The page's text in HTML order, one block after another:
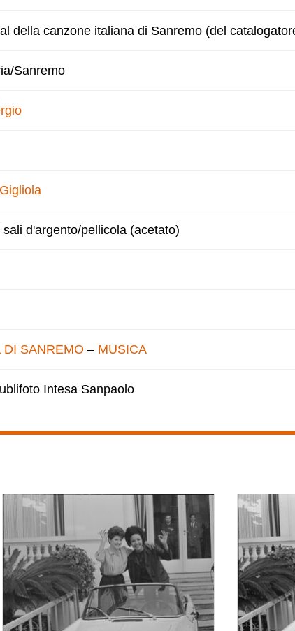
della canzone italiana di Sanremo (del
Sanremo
d'argento/pellicola (acetato)
DI SANREMO – MUSICA
Intesa Sanpaolo